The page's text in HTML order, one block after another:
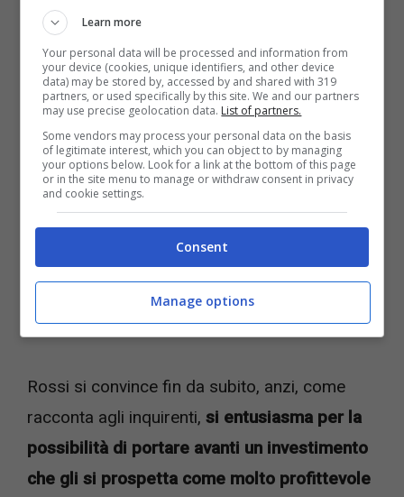
ma di poter acquistare una partita in
particolare, per mezzo di una società
chiamataIntermarket Diamond Business Spa
a un prezzo molto favorevole.
Rossi si convince fin da subito, anzi, come
racconta agli inquirenti, si entusiasma per la
possibilità di portare avanti un investimento
che gli si prospetta come molto profittevole
Learn more
Your personal data will be processed and information from
your device (cookies, unique identifiers, and other device
data) may be stored by, accessed by and shared with 319
partners, or used specifically by this site. We and our partners
may use precise geolocation data. List of partners.
Some vendors may process your personal data on the basis
of legitimate interest, which you can object to by managing
your options below. Look for a link at the bottom of this page
or in the site menu to manage or withdraw consent in privacy
and cookie settings.
Consent
Manage options